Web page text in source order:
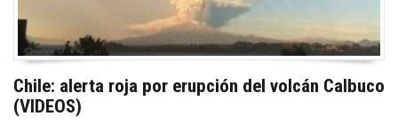
Chile: alerta roja por erupción del volcán Calbuco
(VIDEOS)